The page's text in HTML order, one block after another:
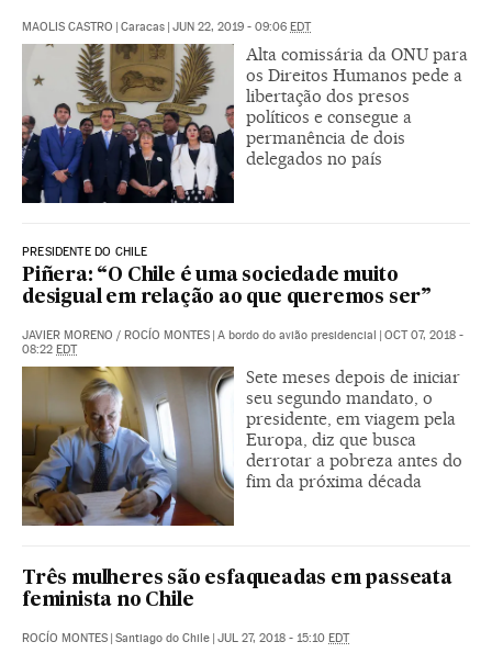
MAOLIS CASTRO | Caracas | JUN 22, 2019 - 09:06 EDT
Alta comissária da ONU para
os Direitos Humanos pede a
libertação dos presos
políticos e consegue a
permanência de dois
delegados no país
PRESIDENTE DO CHILE
Piñera: “O Chile é uma sociedade muito
desigual em relação ao que queremos ser”
JAVIER MORENO / ROCÍO MONTES | A bordo do avião presidencial | OCT 07, 2018 -
08:22 EDT
Sete meses depois de iniciar
seu segundo mandato, o
presidente, em viagem pela
Europa, diz que busca
derrotar a pobreza antes do
fim da próxima década
Três mulheres são esfaqueadas em passeata
feminista no Chile
ROCÍO MONTES | Santiago do Chile | JUL 27, 2018 - 15:10 EDT